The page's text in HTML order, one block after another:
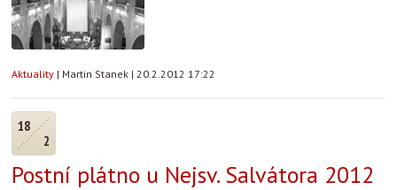
Aktuality | Martin Stanek | 20.2.2012 17:22
18
2
Postní plátno u Nejsv. Salvátora 2012